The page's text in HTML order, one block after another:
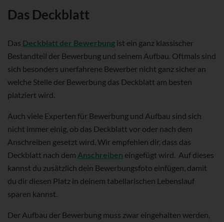
Das Deckblatt
Das Deckblatt der Bewerbung ist ein ganz klassischer
Bestandteil der Bewerbung und seinem Aufbau. Oftmals sind
sich besonders unerfahrene Bewerber nicht ganz sicher an
welche Stelle der Bewerbung das Deckblatt am besten
platziert wird.
Auch viele Experten für Bewerbung und Aufbau sind sich
nicht immer einig, ob das Deckblatt vor oder nach dem
Anschreiben gesetzt wird. Wir empfehlen dir, dass das
Deckblatt nach dem Anschreiben eingefügt wird. Auf dieses
kannst du zusätzlich dein Bewerbungsfoto einfügen, damit
du dir diesen Platz in deinem tabellarischen Lebenslauf
sparen kannst.
Der Aufbau der Bewerbung muss zwar eingehalten werden,